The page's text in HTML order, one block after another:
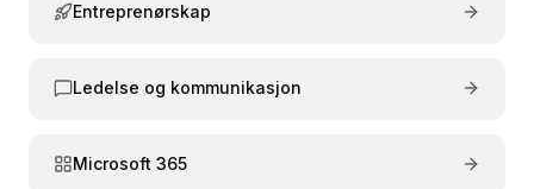
Entreprenørskap
Ledelse og kommunikasjon
Microsoft 365